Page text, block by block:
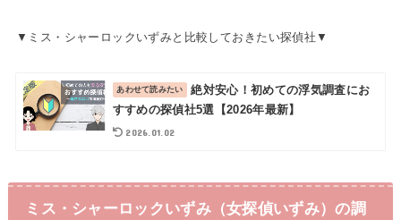
▼ミス・シャーロックいずみと比較しておきたい探偵社▼
絶対安心！初めての浮気調査にお
すすめの探偵社5選【2026年最新】
2026.01.02
ミス・シャーロックいずみ（女探偵いずみ）の調